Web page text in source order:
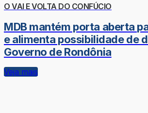
O VAI E VOLTA DO CONFÚCIO
MDB mantém porta aberta
e alimenta possibilidade de
Governo de Rondônia
Veja mais